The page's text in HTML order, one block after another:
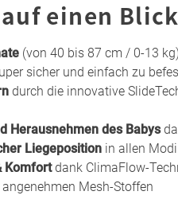
einen Blick
(von 40 bis 87 cm / 0-13 kg)
sicher und einfach zu
durch die innovative
Herausnehmen des Babys
Liegeposition in allen
Komfortdank ClimaFlow-
Mesh-Stoffen